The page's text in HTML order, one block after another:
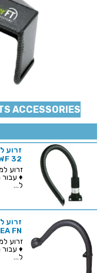
ACCESSORIES
32
ל...
EA FN
ל...